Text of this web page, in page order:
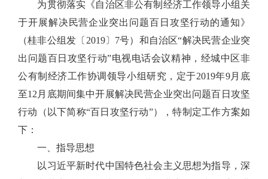
为贯彻落实《自治区非公有制经济工作领导小组关
于开展解决民营企业突出问题百日攻坚行动的通知》
（桂非公组发〔2019〕7号）和自治区“解决民营企业突
出问题百日攻坚行动”电视电话会议精神，经城中区非
公有制经济工作协调领导小组研究，定于2019年9月底
至12月底期间集中开展解决民营企业突出问题百日攻坚
行动（以下简称“百日攻坚行动”），特制定工作方案如
下：
一、指导思想
以习近平新时代中国特色社会主义思想为指导，深